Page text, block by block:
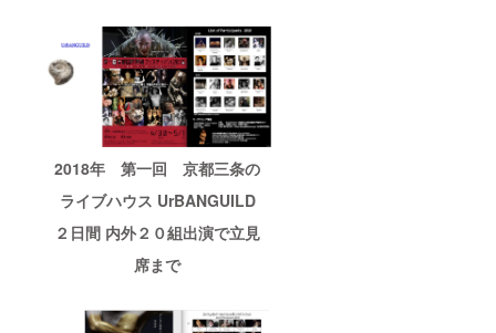
2018年 第一回 京都三条の
ライブハウス UrBANGUILD
２日間 内外２０組出演で立見
席まで